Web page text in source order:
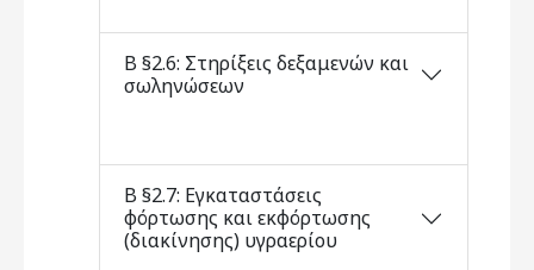
Β §2.6: Στηρίξεις δεξαμενών και
σωληνώσεων
Β §2.7: Εγκαταστάσεις
φόρτωσης και εκφόρτωσης
(διακίνησης) υγραερίου